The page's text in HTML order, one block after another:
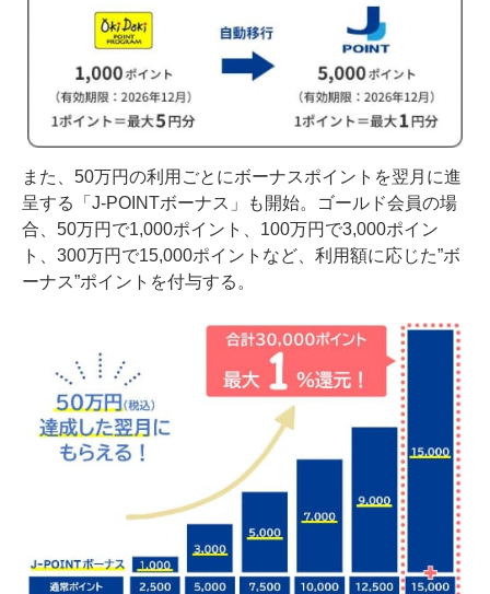
また、50万円の利用ごとにボーナスポイントを翌月に進
呈する「J-POINTボーナス」も開始。ゴールド会員の場
合、50万円で1,000ポイント、100万円で3,000ポイン
ト、300万円で15,000ポイントなど、利用額に応じた”ボ
ーナス”ポイントを付与する。